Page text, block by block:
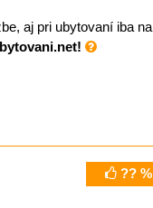
aj pri ubytovaní iba na
?? %